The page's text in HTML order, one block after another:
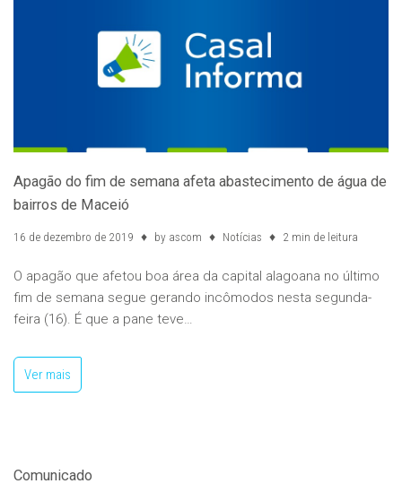
Apagão do fim de semana afeta abastecimento de água de
bairros de Maceió
16 de dezembro de 2019 by ascom Notícias 2 min de leitura
O apagão que afetou boa área da capital alagoana no último
fim de semana segue gerando incômodos nesta segunda-
feira (16). É que a pane teve…
Ver mais
Comunicado